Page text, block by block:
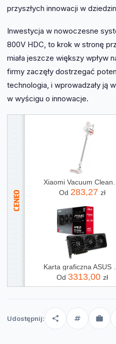
przyszłych innowacji w
Inwestycja w nowoczesne
800V HDC, to krok w stronę
miała jeszcze większy wpływ
firmy zaczęły dostrzegać
technologia, i wprowadzały ją
w wyścigu o innowacje.
Od 283,27 zł
Od 3313,00 zł
Udostępnij: